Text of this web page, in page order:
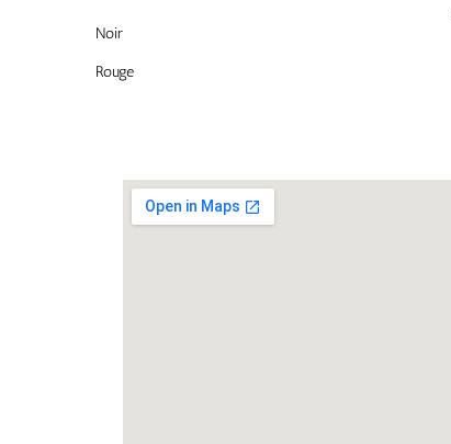
Noir
Rouge